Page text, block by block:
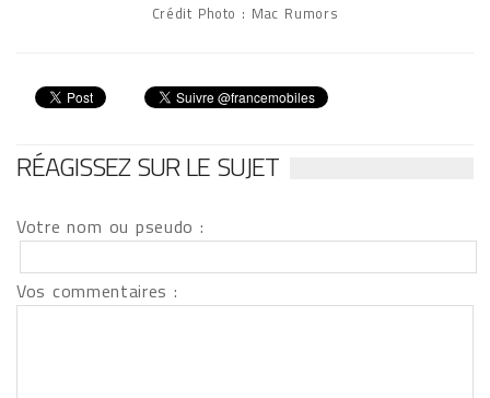
Crédit Photo : Mac Rumors
RÉAGISSEZ SUR LE SUJET
Votre nom ou pseudo :
Vos commentaires :